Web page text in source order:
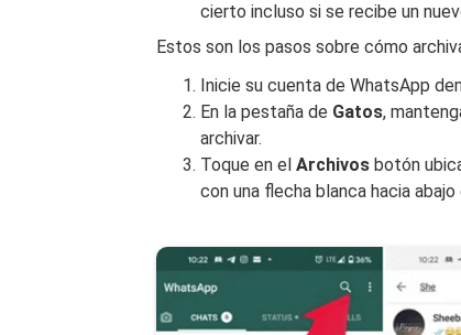
cierto incluso si se recibe un
Estos son los pasos sobre cómo
Inicie su cuenta de WhatsApp
En la pestaña de Gatos,
archivar.
Toque en el Archivos botón
con una flecha blanca hacia abajo